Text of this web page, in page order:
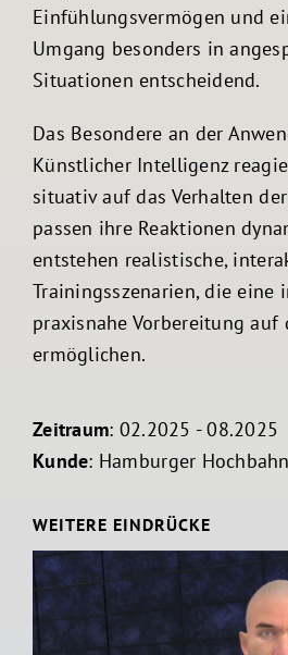
Einfühlungsvermögen und
Umgang besonders in
Situationen entscheidend.
Das Besondere an der
Künstlicher Intelligenz
situativ auf das Verhalten
passen ihre Reaktionen
entstehen realistische,
Trainingsszenarien, die eine
praxisnahe Vorbereitung auf
ermöglichen.
Zeitraum: 02.2025 - 08.2025
Kunde: Hamburger Hochbahn
WEITERE EINDRÜCKE